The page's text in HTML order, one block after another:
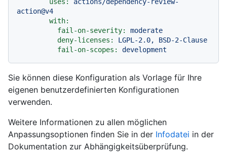
action@v4
with:
fail-on-severity:
moderate
deny-licenses:
LGPL-2.0,
BSD-2-Clause
fail-on-scopes:
development
Sie können diese Konfiguration als Vorlage für Ihre
eigenen benutzerdefinierten Konfigurationen
verwenden.
Weitere Informationen zu allen möglichen
Anpassungsoptionen finden Sie in der Infodatei in der
Dokumentation zur Abhängigkeitsüberprüfung.